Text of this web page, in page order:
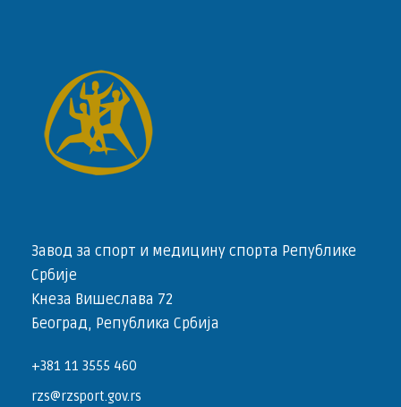
Завод за спорт и медицину спорта Републике
Србије
Кнеза Вишеслава 72
Београд, Република Србија
+381 11 3555 460
rzs@rzsport.gov.rs